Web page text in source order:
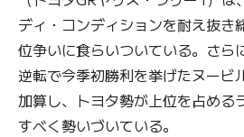
ディ・コンディションを耐え抜き
位争いに食らいついている。さら
逆転で今季初勝利を挙げたヌービ
加算し、トヨタ勢が上位を占める
すべく勢いづいている。